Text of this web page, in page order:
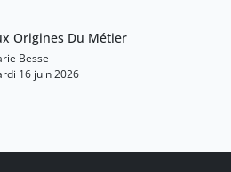
Origines Du Métier
Besse
16 juin 2026